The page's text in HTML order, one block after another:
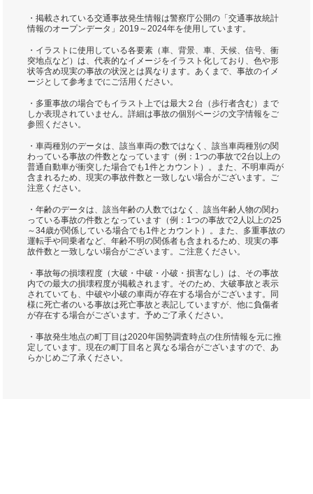
・掲載されている交通事故発生情報は警察庁公開の「交通事故統計
情報のオープンデータ」2019～2024年を使用しています。
・イラストに使用している各要素（車、背景、車、天候、信号、衝
突地点など）は、代表的なイメージをイラスト化しており、色や形
状等含め現実の事故の状況とは異なります。あくまで、事故のイメ
ージとして参考までにご活用ください。
・多重事故の場合でもイラスト上では最大２台（歩行者含む）まで
しか表現されていません。詳細は事故の個別ページの文字情報をご
参照ください。
・車両種別のデータは、該当車両の数ではなく、該当車両種別の関
わっている事故の件数となっています（例：1つの事故で2台以上の
普通自動車が衝突した場合でも1件とカウント）。また、不明車両が
含まれるため、現実の事故件数と一致しない場合がございます。ご
注意ください。
・年齢のデータは、該当年齢の人数ではなく、該当年齢人物の関わ
っている事故の件数となっています（例：1つの事故で2人以上の25
～34歳が関係している場合でも1件とカウント）。また、多重事故の
運転手や同乗者など、年齢不明の関係者も含まれるため、現実の事
故件数と一致しない場合がございます。ご注意ください。
・事故毎の損壊程度（大破・中破・小破・損害なし）は、その事故
内での最大の損壊程度が掲載されます。そのため、大破事故と表示
されていても、中破や小破の車両が存在する場合がございます。同
様に死亡者のいる事故は死亡事故と表記していますが、他に負傷者
が存在する場合がございます。予めご了承ください。
・事故発生地点の町丁目は2020年国勢調査時点の住所情報を元に推
定しています。現在の町丁目名と異なる場合がございますので、あ
らかじめご了承ください。